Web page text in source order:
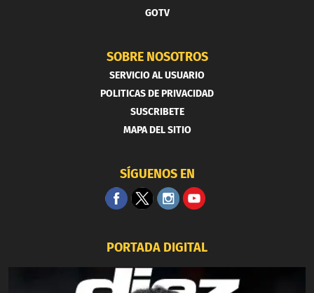
GOTV
SOBRE NOSOTROS
SERVICIO AL USUARIO
POLITICAS DE PRIVACIDAD
SUSCRIBETE
MAPA DEL SITIO
SÍGUENOS EN
PORTADA DIGITAL